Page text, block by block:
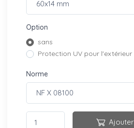
Option
sans
Protection UV pour l'extérieur
Norme